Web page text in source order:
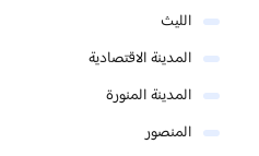
الليث
المدينة الاقتصادية
المدينة المنورة
المنصور